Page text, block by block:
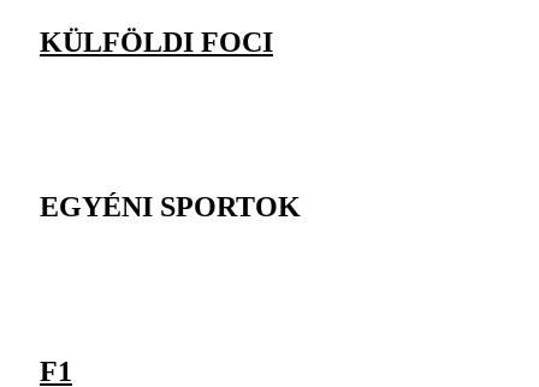
KÜLFÖLDI FOCI
EGYÉNI SPORTOK
F1